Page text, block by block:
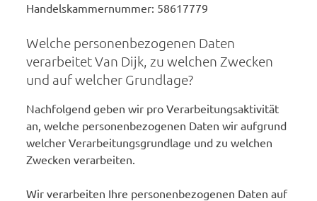
Handelskammernummer: 58617779
Welche personenbezogenen Daten
verarbeitet Van Dijk, zu welchen Zwecken
und auf welcher Grundlage?
Nachfolgend geben wir pro Verarbeitungsaktivität
an, welche personenbezogenen Daten wir aufgrund
welcher Verarbeitungsgrundlage und zu welchen
Zwecken verarbeiten.
Wir verarbeiten Ihre personenbezogenen Daten auf